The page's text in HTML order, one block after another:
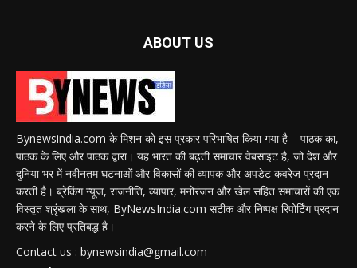
ABOUT US
Bynewsindia.com के मिशन को इस प्रकार परिभाषित किया गया है – पाठक का,
पाठक के लिए और पाठक द्वारा। यह भारत की बढ़ती समाचार वेबसाइट है, जो देश और
दुनिया भर में नवीनतम घटनाओं और विकासों की व्यापक और अपडेट कवरेज प्रदान
करती है। ब्रेकिंग न्यूज, राजनीति, व्यापार, मनोरंजन और खेल सहित समाचारों की एक
विस्तृत श्रृंखला के साथ, ByNewsIndia.com सटीक और निष्पक्ष रिपोर्टिंग प्रदान
करने के लिए प्रतिबद्ध है।
Contact us : bynewsindia@gmail.com